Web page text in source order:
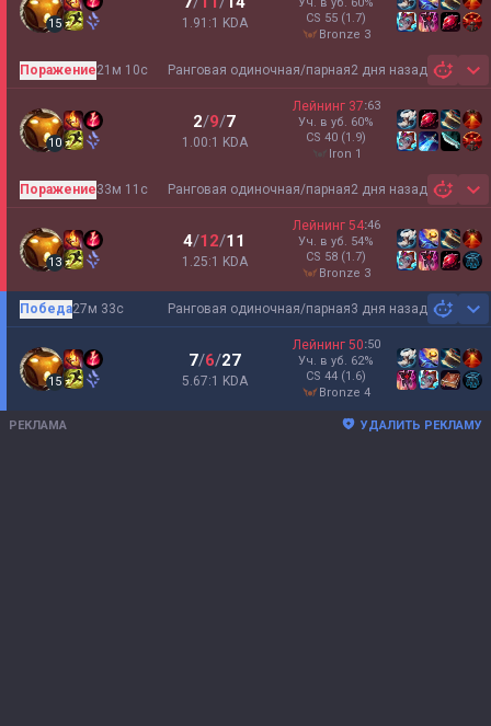
15 1.91:1 KDA
CS 55 (1.7)
bronze 3
Ранговая одиночная/парная2 дня назад
Поражение21м 10с
10
2/9/7
1.00:1 KDA
Лейнинг 37:63
Уч. в уб. 60%
CS 40 (1.9)
iron 1
Ранговая одиночная/парная2 дня назад
Поражение33м 11с
13
4/12/11
1.25:1 KDA
Лейнинг 54:46
Уч. в уб. 54%
CS 58 (1.7)
bronze 3
Ранговая одиночная/парная3 дня назад
Победа27м 33с
15
7/6/27
5.67:1 KDA
Лейнинг 50:50
Уч. в уб. 62%
CS 44 (1.6)
bronze 4
РЕКЛАМА УДАЛИТЬ РЕКЛАМУ